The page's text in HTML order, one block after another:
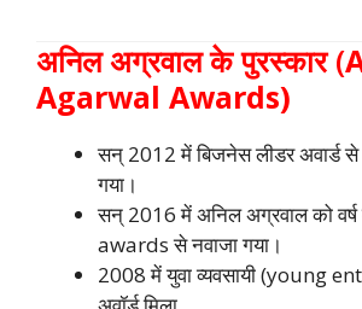
अनिल अग्रवाल के पुरस्कार(
Agarwal Awards)
सन् 2012 में बिजनेस लीडर अवार्ड से
गया।
सन् 2016 में अनिल अग्रवाल को
awards से नवाजा गया।
2008 में युवा व्यवसायी (young